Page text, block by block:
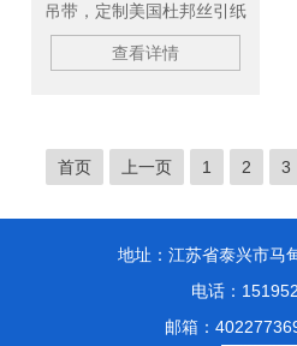
吊带，定制美国杜邦丝引纸
绳，现货供应吊钩，现货供
应钢板起重钳，定制钢丝
查看详情
首页 上一页 1 2 3
地址：江苏省泰兴市马
电话：
邮箱：